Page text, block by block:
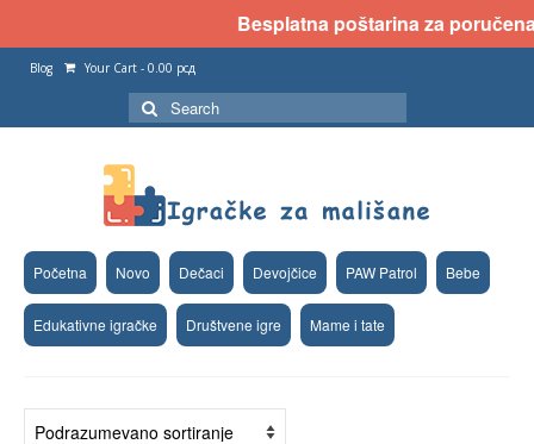
Besplatna poštarina za
Blog Your Cart - 0.00 рсд
Search
for:
Početna Novo Dečaci Devojčice PAW Patrol Bebe
Edukativne igračke Društvene igre Mame i tate